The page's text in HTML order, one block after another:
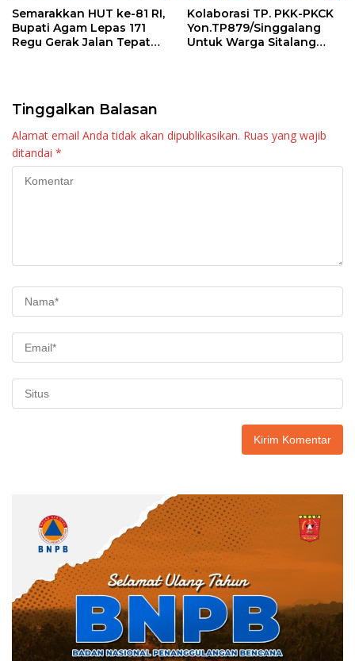
Semarakkan HUT ke-81 RI,
Bupati Agam Lepas 171
Regu Gerak Jalan Tepat
Kolaborasi TP. PKK-PKCK
Yon.TP879/Singgalang
Untuk Warga Sitalang
Tinggalkan Balasan
Alamat email Anda tidak akan dipublikasikan. Ruas yang wajib
ditandai *